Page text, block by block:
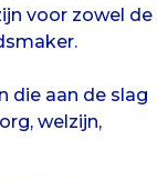
voor zowel de
die aan de slag
welzijn,